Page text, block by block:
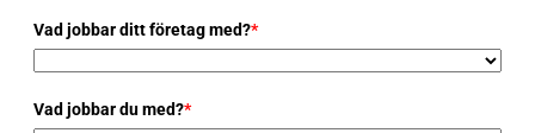
Vad jobbar ditt företag med?*
Vad jobbar du med?*